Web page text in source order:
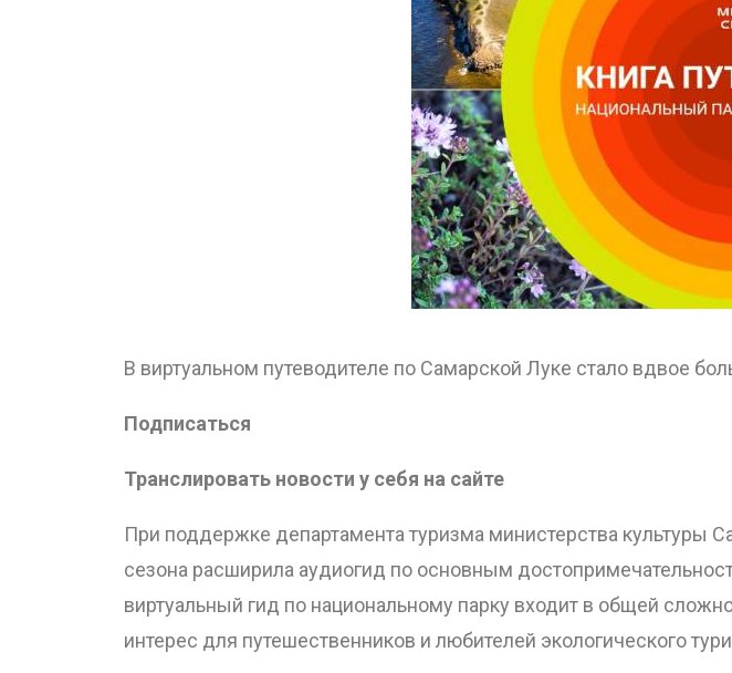
В виртуальном путеводителе по Самарской Луке стало вдвое
Подписаться
Транслировать новости у себя на сайте
При поддержке департамента туризма министерства культуры
сезона расширила аудиогид по основным
виртуальный гид по национальному парку входит в общей
интерес для путешественников и любителей экологического